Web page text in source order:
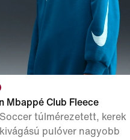
Mbappé Club Fleece
túlmérezetett, kerek
pulóver nagyobb